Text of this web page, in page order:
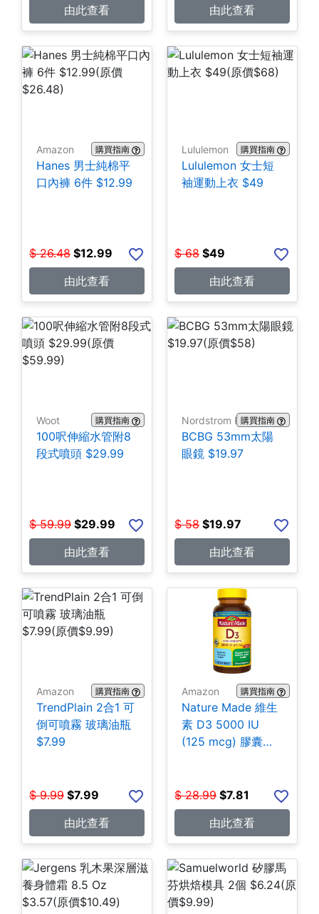
由此查看
由此查看
Amazon 購買指南
Hanes 男士純棉平
口內褲 6件 $12.99
$ 26.48 $12.99
由此查看
Lululemon 購買指南
Lululemon 女士短
袖運動上衣 $49
$ 68 $49
由此查看
Woot 購買指南
100呎伸縮水管附8
段式噴頭 $29.99
$ 59.99 $29.99
由此查看
Nordstrom Rack購買指南
BCBG 53mm太陽
眼鏡 $19.97
$ 58 $19.97
由此查看
Amazon 購買指南
TrendPlain 2合1 可
倒可噴霧 玻璃油瓶
$7.99
$ 9.99 $7.99
由此查看
Amazon 購買指南
Nature Made 維生
素 D3 5000 IU
(125 mcg) 膠囊
$ 28.99 $7.81
由此查看